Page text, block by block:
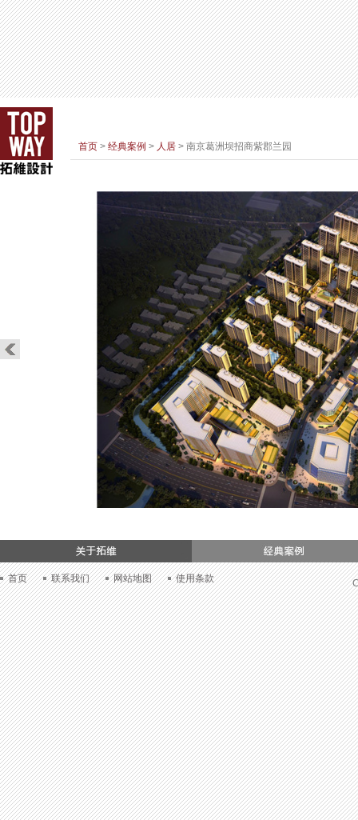
首页 > 经典案例 > 人居 > 南京葛洲坝招商紫郡兰园
首页 联系我们 网站地图 使用条款